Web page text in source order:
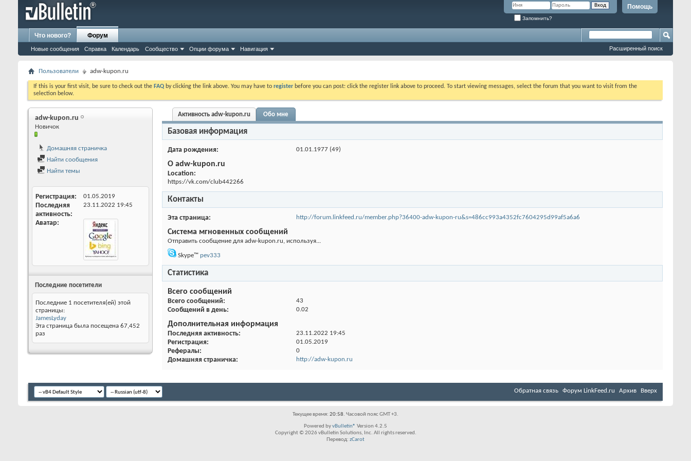
Помощь
Запомнить?
Что нового? Форум
Новые сообщения Справка Календарь Сообщество Опции форума Навигация Расширенный поиск
Пользователи adw-kupon.ru
If this is your first visit, be sure to check out the FAQ by clicking the link above. You may have to register before you can post: click the register link above to proceed. To start viewing messages, select the forum that you want to visit from the
selection below.
adw-kupon.ru
Новичок
Домашняя страничка
Найти сообщения
Найти темы
Регистрация 01.05.2019
Последняя
активность
23.11.2022 19:45
Аватар
Последние посетители
Последние 1 посетителя(ей) этой
страницы:
JamesLyday
Эта страница была посещена 67,452
раз
Активность adw-kupon.ru Обо мне
Базовая информация
Дата рождения 01.01.1977 (49)
О adw-kupon.ru
Location:
https://vk.com/club442266
Контакты
Эта страница http://forum.linkfeed.ru/member.php?36400-adw-kupon-ru&s=486cc993a4352fc7604295d99af5a6a6
Система мгновенных сообщений
Отправить сообщение для adw-kupon.ru, используя...
Skype™ pev333
Статистика
Всего сообщений
Всего сообщений 43
Сообщений в день 0.02
Дополнительная информация
Последняя активность 23.11.2022 19:45
Регистрация 01.05.2019
Рефералы 0
Домашняя страничка http://adw-kupon.ru
Обратная связь Форум LinkFeed.ru Архив Вверх
Текущее время: 20:58. Часовой пояс GMT +3.
Powered byvBulletin® Version 4.2.5
Copyright © 2026 vBulletin Solutions, Inc. All rights reserved.
Перевод: zCarot